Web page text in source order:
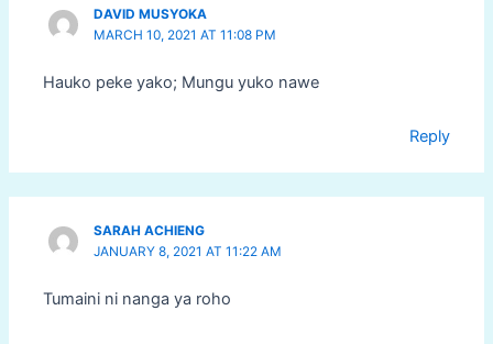
DAVID MUSYOKA
MARCH 10, 2021 AT 11:08 PM
Hauko peke yako; Mungu yuko nawe
Reply
SARAH ACHIENG
JANUARY 8, 2021 AT 11:22 AM
Tumaini ni nanga ya roho